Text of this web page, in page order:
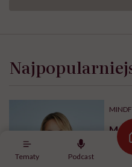
Tematy Podcast